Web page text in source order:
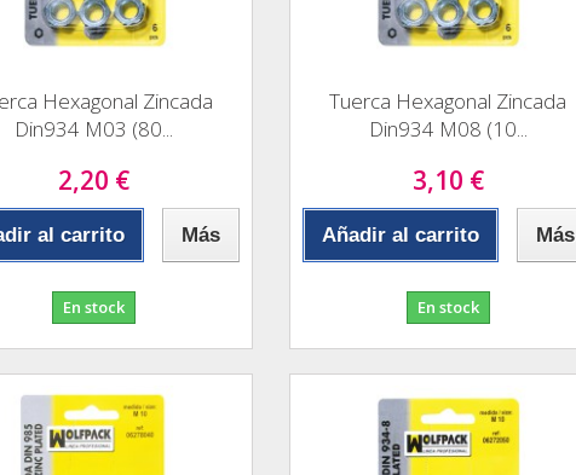
Hexagonal Zincada
Din934 M03 (80...
2,20 €
al carrito Más
En stock
Tuerca Hexagonal Zincada
Din934 M08 (10...
3,10 €
Añadir al carrito Más
En stock